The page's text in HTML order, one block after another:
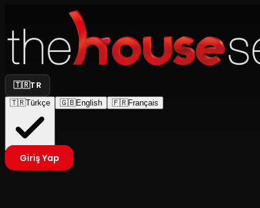
🇹🇷TR
🇹🇷Türkçe 🇬🇧English 🇫🇷Français
Giriş Yap